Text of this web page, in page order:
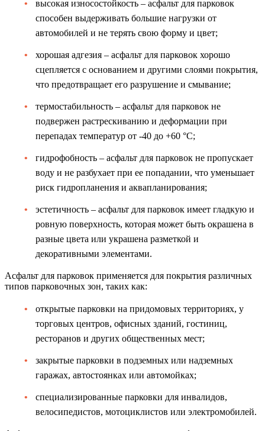
высокая износостойкость – асфальт для парковок
способен выдерживать большие нагрузки от
автомобилей и не терять свою форму и цвет;
хорошая адгезия – асфальт для парковок хорошо
сцепляется с основанием и другими слоями покрытия,
что предотвращает его разрушение и смывание;
термостабильность – асфальт для парковок не
подвержен растрескиванию и деформации при
перепадах температур от -40 до +60 °C;
гидрофобность – асфальт для парковок не пропускает
воду и не разбухает при ее попадании, что уменьшает
риск гидропланения и аквапланирования;
эстетичность – асфальт для парковок имеет гладкую и
ровную поверхность, которая может быть окрашена в
разные цвета или украшена разметкой и
декоративными элементами.
Асфальт для парковок применяется для покрытия различных
типов парковочных зон, таких как:
открытые парковки на придомовых территориях, у
торговых центров, офисных зданий, гостиниц,
ресторанов и других общественных мест;
закрытые парковки в подземных или надземных
гаражах, автостоянках или автомойках;
специализированные парковки для инвалидов,
велосипедистов, мотоциклистов или электромобилей.